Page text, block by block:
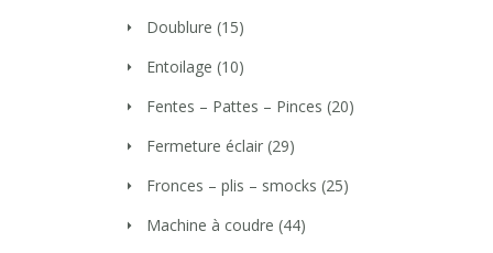
Doublure (15)
Entoilage (10)
Fentes – Pattes – Pinces (20)
Fermeture éclair (29)
Fronces – plis – smocks (25)
Machine à coudre (44)